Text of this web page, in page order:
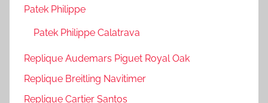
Patek Philippe
Patek Philippe Calatrava
Replique Audemars Piguet Royal Oak
Replique Breitling Navitimer
Replique Cartier Santos